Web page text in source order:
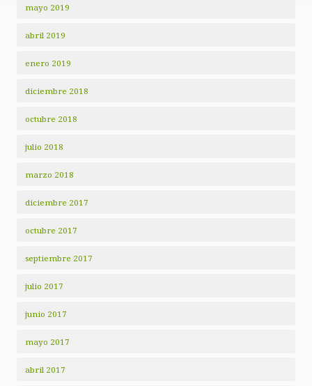
mayo 2019
abril 2019
enero 2019
diciembre 2018
octubre 2018
julio 2018
marzo 2018
diciembre 2017
octubre 2017
septiembre 2017
julio 2017
junio 2017
mayo 2017
abril 2017